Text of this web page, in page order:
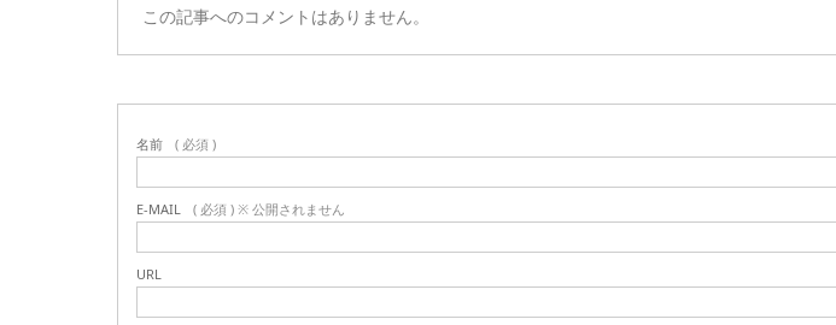
この記事へのコメントはありません。
名前 ( 必須 )
E-MAIL ( 必須 ) ※ 公開されません
URL